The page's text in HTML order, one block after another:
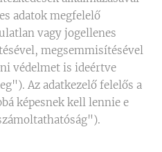
adatok megfelelő
vagy jogellenes
megsemmisítésével
védelmet is ideértve
Az adatkezelő felelős a
képesnek kell lennie e